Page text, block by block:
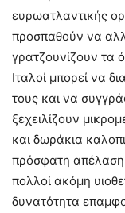
ευρωατλαντικής
προσπαθούν να
γρατζουνίζουν τα
Ιταλοί μπορεί να
τους και να
ξεχειλίζουν
και δωράκια
πρόσφατη
πολλοί ακόμη
δυνατότητα